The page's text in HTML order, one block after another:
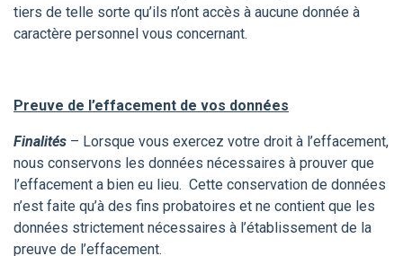
tiers de telle sorte qu’ils n’ont accès à aucune donnée à
caractère personnel vous concernant.
Preuve de l’effacement de vos données
Finalités – Lorsque vous exercez votre droit à l’effacement,
nous conservons les données nécessaires à prouver que
l’effacement a bien eu lieu. Cette conservation de données
n’est faite qu’à des fins probatoires et ne contient que les
données strictement nécessaires à l’établissement de la
preuve de l’effacement.